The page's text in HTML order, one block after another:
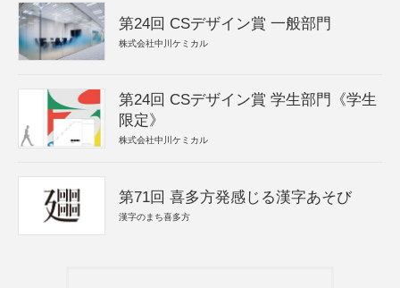
第24回 CSデザイン賞 一般部門
株式会社中川ケミカル
第24回 CSデザイン賞 学生部門《学生
限定》
株式会社中川ケミカル
第71回 喜多方発感じる漢字あそび
漢字のまち喜多方